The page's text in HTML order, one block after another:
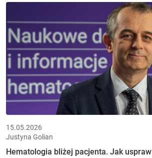
15.05.2026
Justyna Golian
Hematologia bliżej pacjenta. Jak